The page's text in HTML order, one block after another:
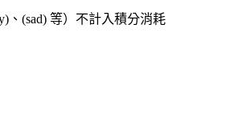
、(sad) 等）不計入積分消耗